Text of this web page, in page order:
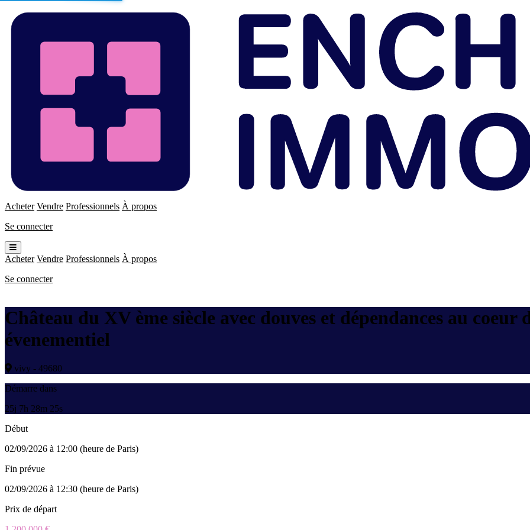
Immo
Acheter Vendre Professionnels À propos
Se connecter
Ouvrir
le
menu
Acheter Vendre Professionnels À propos
Se connecter
Château du XV ème siècle avec douves et dépendances au
évenementiel
vivy - 49680
Démarre dans
25j 7h 28m 25s
Début
02/09/2026 à 12:00 (heure de Paris)
Fin prévue
02/09/2026 à 12:30 (heure de Paris)
Prix de départ